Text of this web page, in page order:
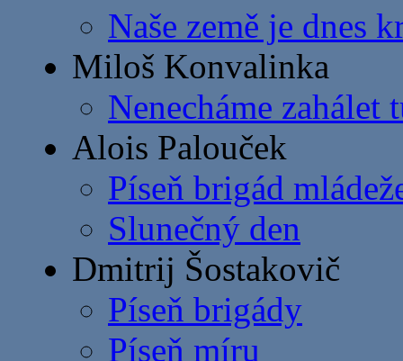
Naše země je dnes
Miloš Konvalinka
Nenecháme zahálet
Alois Palouček
Píseň brigád
Slunečný den
Dmitrij Šostakovič
Píseň brigády
Píseň míru